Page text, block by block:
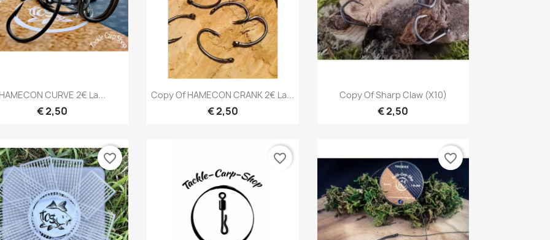
Snel bekijken
HAMECON CURVE 2€ La...
€ 2,50
Snel bekijken
Copy Of HAMECON CRANK 2€ La...
€ 2,50
Snel bekijken
Copy Of Sharp Claw (X10)
€ 2,50
favorite_border favorite_border favorite_border